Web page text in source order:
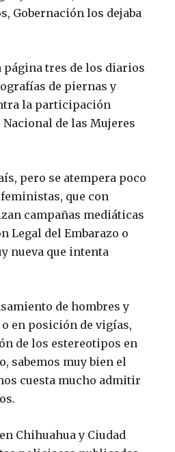
Gobernación los dejaba
página tres de los diarios
de piernas y
la participación
de las Mujeres
pero se atempera poco
que con
campañas mediáticas
Legal del Embarazo o
nueva que intenta
de hombres y
en posición de vigías,
de los estereotipos en
sabemos muy bien el
cuesta mucho admitir
Chihuahua y Ciudad